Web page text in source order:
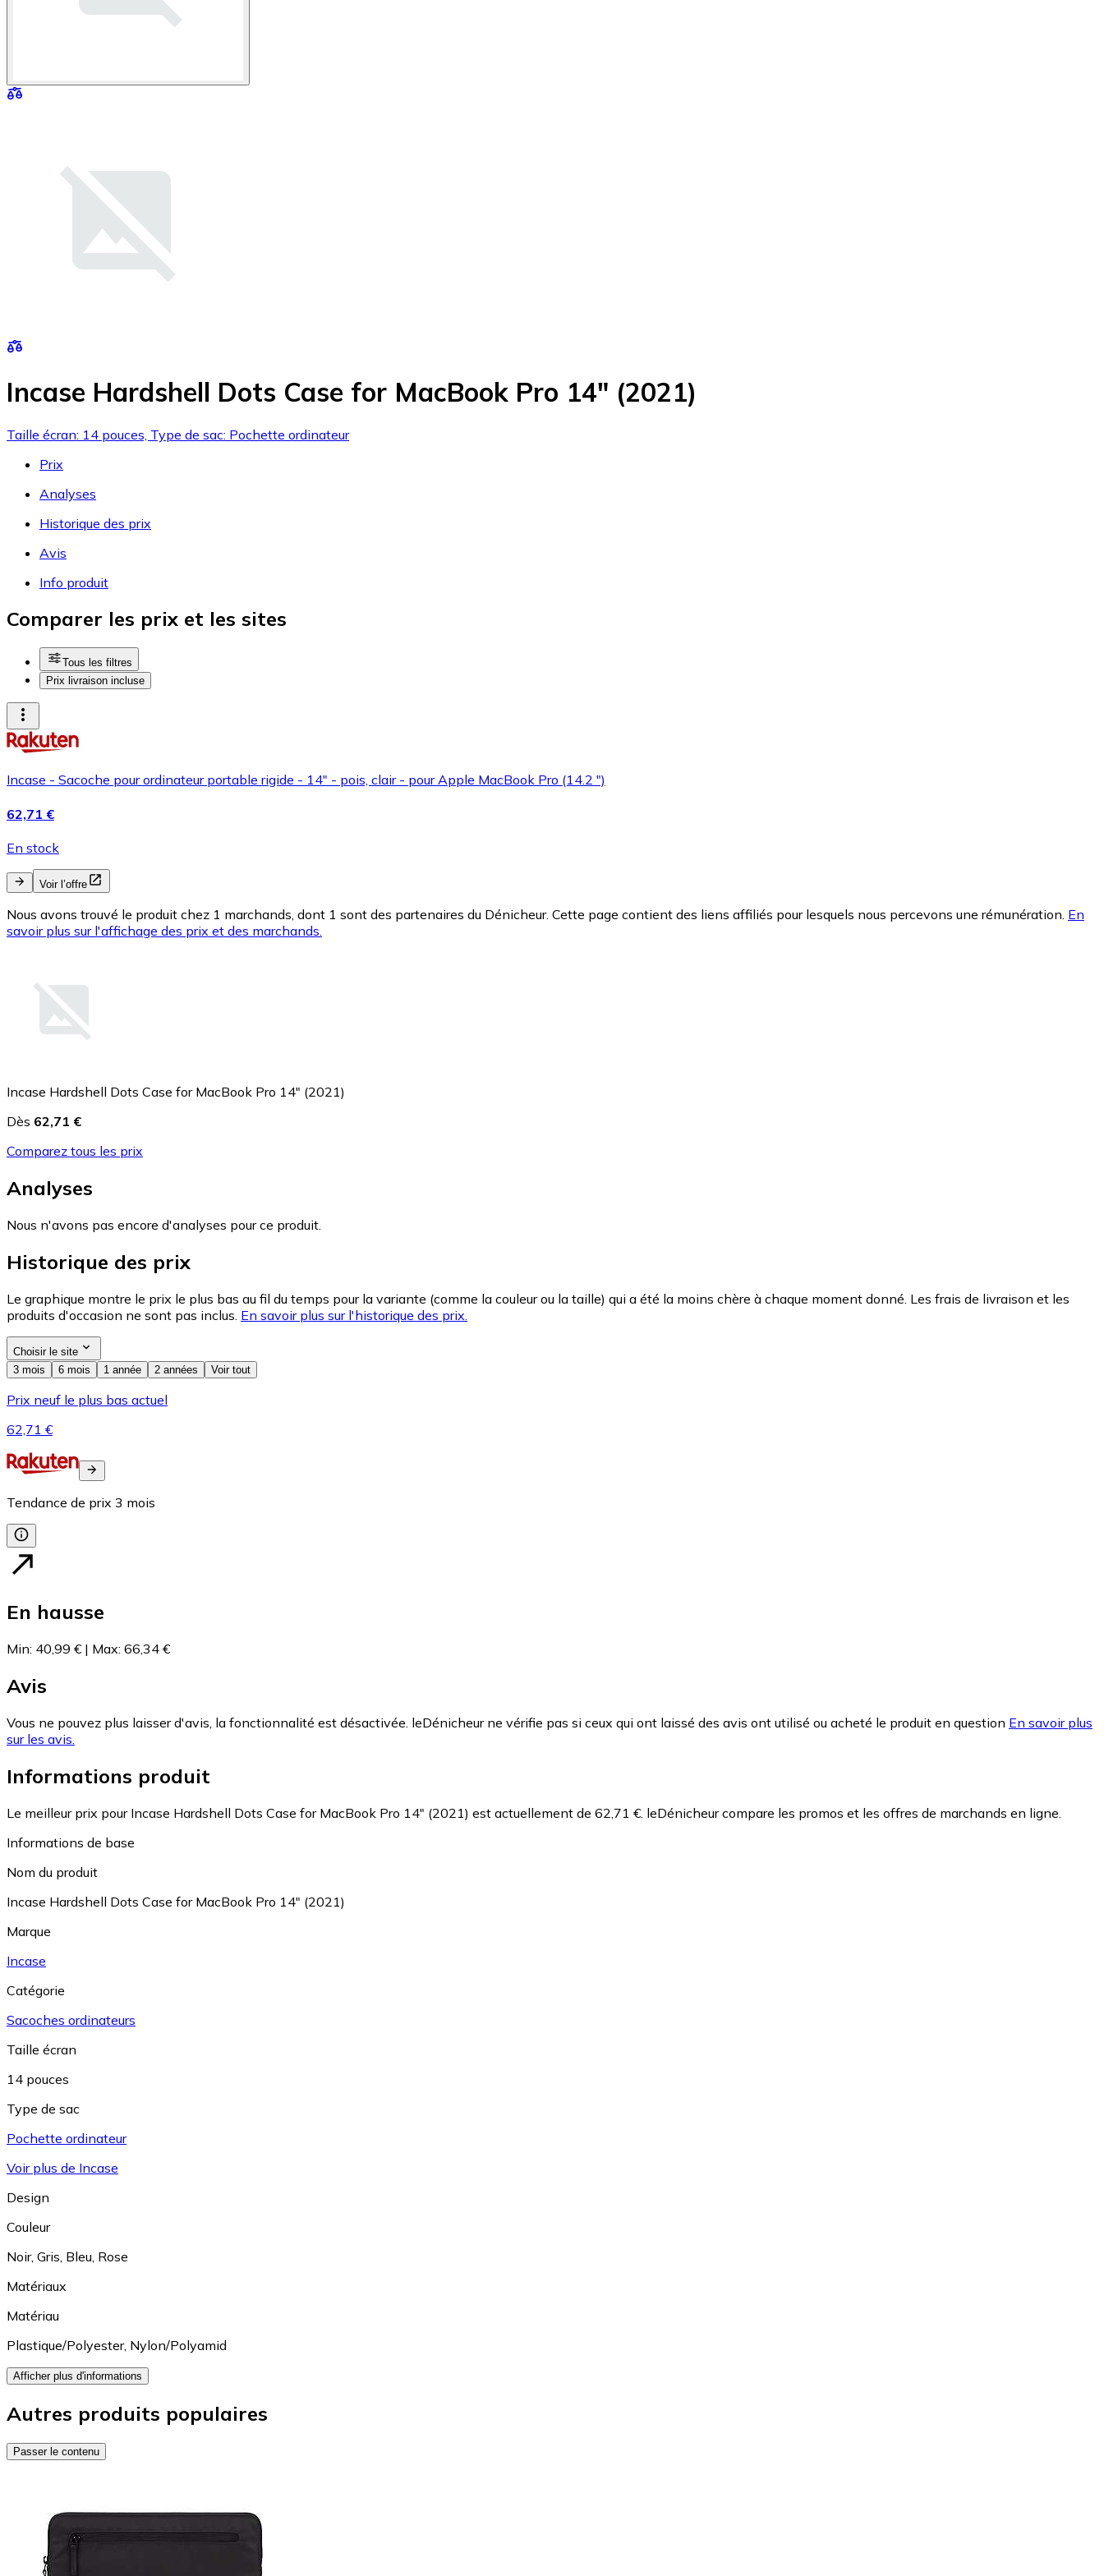
Incase Hardshell Dots Case for MacBook Pro 14" (2021)
Taille écran: 14 pouces, Type de sac: Pochette ordinateur
Prix
Analyses
Historique des prix
Avis
Info produit
Comparer les prix et les sites
Tous les filtres
Prix livraison incluse
Incase - Sacoche pour ordinateur portable rigide - 14" - pois, clair - pour Apple MacBook Pro (14.2 ")
62,71 €
En stock
Voir l’offre
Nous avons trouvé le produit chez 1 marchands, dont 1 sont des partenaires du Dénicheur. Cette page contient des liens affiliés pour lesquels nous percevons une rémunération. En
savoir plus sur l'affichage des prix et des marchands.
Incase Hardshell Dots Case for MacBook Pro 14" (2021)
Dès 62,71 €
Comparez tous les prix
Analyses
Nous n'avons pas encore d'analyses pour ce produit.
Historique des prix
Le graphique montre le prix le plus bas au fil du temps pour la variante (comme la couleur ou la taille) qui a été la moins chère à chaque moment donné. Les frais de livraison et les
produits d'occasion ne sont pas inclus. En savoir plus sur l'historique des prix.
Choisir le site
3 mois
6 mois 1 année 2 années Voir tout
Prix neuf le plus bas actuel
62,71 €
Tendance de prix 3 mois
En hausse
Min: 40,99 € | Max: 66,34 €
Avis
Vous ne pouvez plus laisser d'avis, la fonctionnalité est désactivée. leDénicheur ne vérifie pas si ceux qui ont laissé des avis ont utilisé ou acheté le produit en question En savoir plus
sur les avis.
Informations produit
Le meilleur prix pour Incase Hardshell Dots Case for MacBook Pro 14" (2021) est actuellement de 62,71 €. leDénicheur compare les promos et les offres de marchands en ligne.
Informations de base
Nom du produit
Incase Hardshell Dots Case for MacBook Pro 14" (2021)
Marque
Incase
Catégorie
Sacoches ordinateurs
Taille écran
14 pouces
Type de sac
Pochette ordinateur
Voir plus de Incase
Design
Couleur
Noir, Gris Bleu Rose
Matériaux
Matériau
Plastique/Polyester, Nylon/Polyamid
Afficher plus d'informations
Autres produits populaires
Passer le contenu